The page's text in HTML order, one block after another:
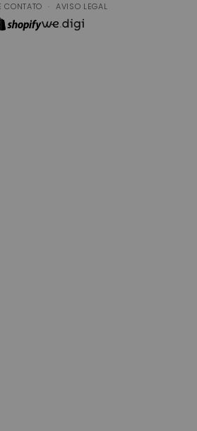
CONTATO
AVISO LEGAL